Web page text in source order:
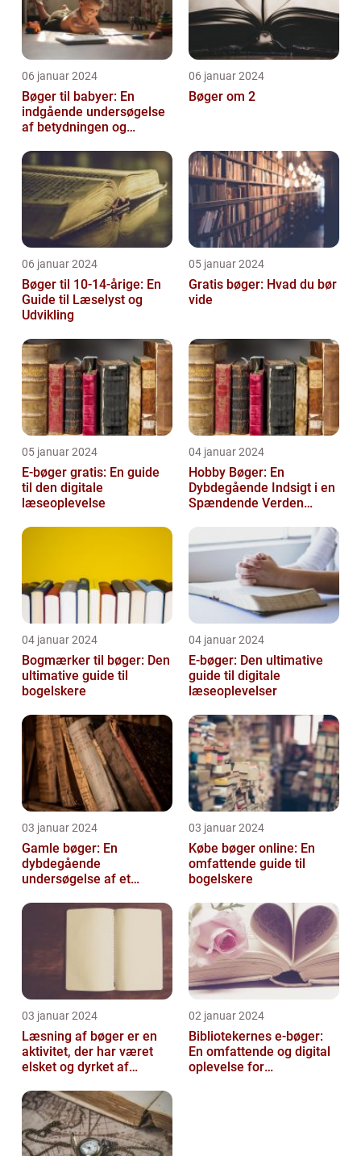
06 januar 2024
Bøger til babyer: En
indgående undersøgelse
af betydningen og
læsestof
06 januar 2024
Bøger om 2
06 januar 2024
Bøger til 10-14-årige: En
Guide til Læselyst og
Udvikling
05 januar 2024
Gratis bøger: Hvad du bør
vide
05 januar 2024
E-bøger gratis: En guide
til den digitale
læseoplevelse
04 januar 2024
Hobby Bøger: En
Dybdegående Indsigt i en
Spændende Verden
04 januar 2024
Bogmærker til bøger: Den
ultimative guide til
bogelskere
04 januar 2024
E-bøger: Den ultimative
guide til digitale
læseoplevelser
03 januar 2024
Gamle bøger: En
dybdegående
undersøgelse af et
03 januar 2024
Købe bøger online: En
omfattende guide til
bogelskere
03 januar 2024
Læsning af bøger er en
aktivitet, der har været
elsket og dyrket af
02 januar 2024
Bibliotekernes e-bøger:
En omfattende og digital
oplevelse for